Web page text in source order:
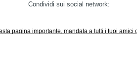
Condividi sui social network:
pagina importante, mandala a tutti i tuoi amici